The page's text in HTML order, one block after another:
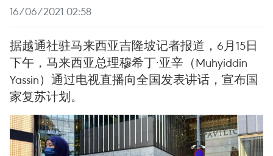
16/06/2021 02:58
据越通社驻马来西亚吉隆坡记者报道，6月15日
下午，马来西亚总理穆希丁·亚辛（Muhyiddin
Yassin）通过电视直播向全国发表讲话，宣布国
家复苏计划。